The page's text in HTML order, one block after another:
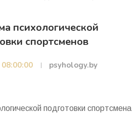
психологической
спортсменов
psyhology.by